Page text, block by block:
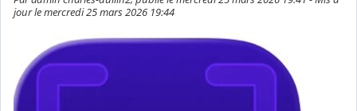
jour le mercredi 25 mars 2026 19:44